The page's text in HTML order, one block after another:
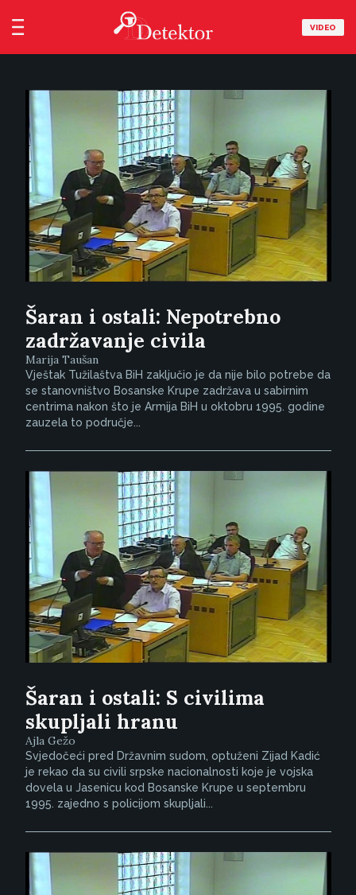
VIDEO
Šaran i ostali: Nepotrebno
zadržavanje civila
Marija Taušan
Vještak Tužilaštva BiH zaključio je da nije bilo potrebe da
se stanovništvo Bosanske Krupe zadržava u sabirnim
centrima nakon što je Armija BiH u oktobru 1995. godine
zauzela to područje...
Šaran i ostali: S civilima
skupljali hranu
Ajla Gežo
Svjedočeći pred Državnim sudom, optuženi Zijad Kadić
je rekao da su civili srpske nacionalnosti koje je vojska
dovela u Jasenicu kod Bosanske Krupe u septembru
1995. zajedno s policijom skupljali...